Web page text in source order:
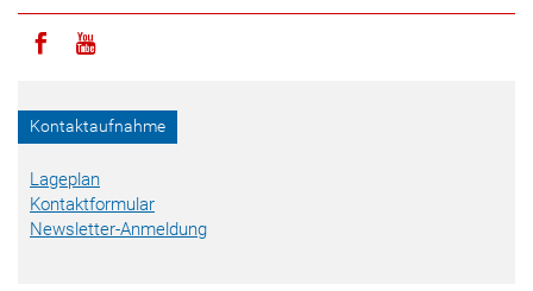
Icon facebook
Icon youtube
Kontaktaufnahme
Lageplan
Kontaktformular
Newsletter-Anmeldung